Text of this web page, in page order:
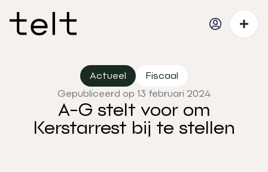
Actueel
Fiscaal
Gepubliceerd op 13 februari 2024
A-G stelt voor om
Kerstarrest bij te stellen